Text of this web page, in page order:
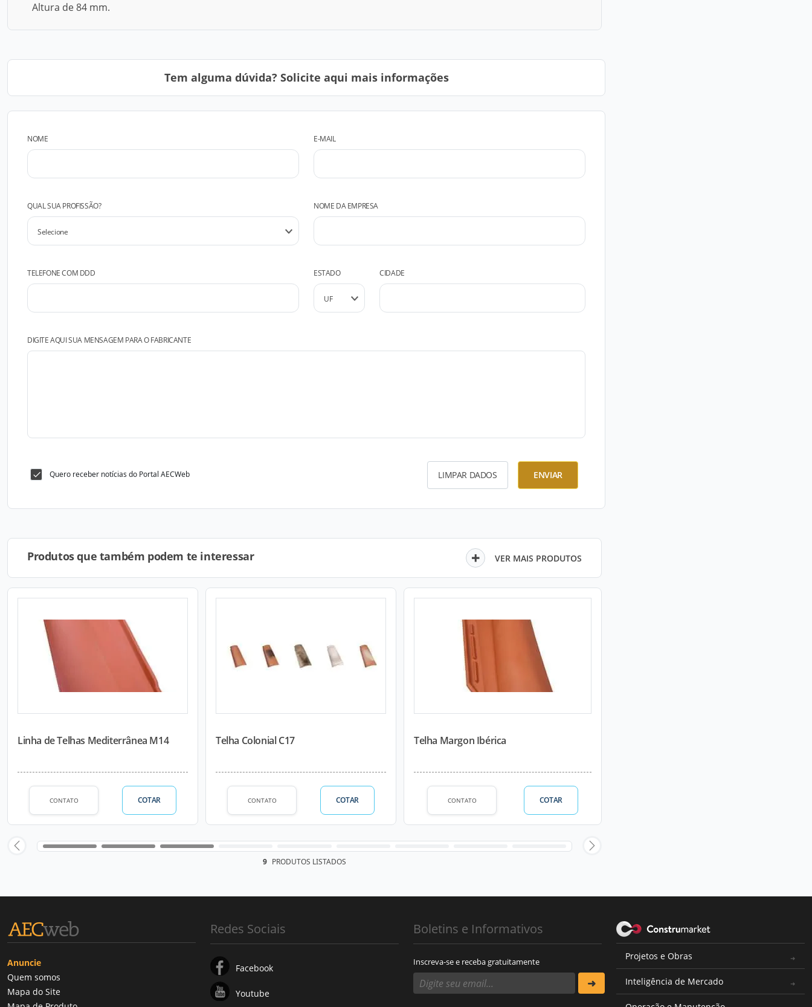
Altura de 84 mm.
Tem alguma dúvida? Solicite aqui mais informações
NOME E-MAIL
QUAL SUA PROFISSÃO? NOME DA EMPRESA
TELEFONE COM DDD ESTADO CIDADE
DIGITE AQUI SUA MENSAGEM PARA O FABRICANTE
Quero receber notícias do Portal AECWeb LIMPAR DADOS ENVIAR
Produtos que também podem te interessar VER MAIS PRODUTOS
Linha de Telhas Mediterrânea M14
CONTATO COTAR
Telha Colonial C17
CONTATO COTAR
Telha Margon Ibérica
CONTATO COTAR
9 PRODUTOS LISTADOS
Anuncie
Quem somos
Mapa do Site
Redes Sociais
Facebook
Youtube
Boletins e Informativos
Inscreva-se e receba gratuitamente
Projetos e Obras
Inteligência de Mercado